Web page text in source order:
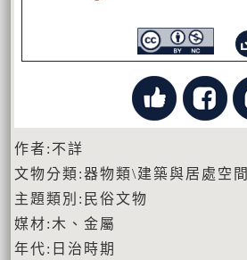
作者:不詳
文物分類:器物類\建築與居處空間
主題類別:民俗文物
媒材:木、金屬
年代:日治時期